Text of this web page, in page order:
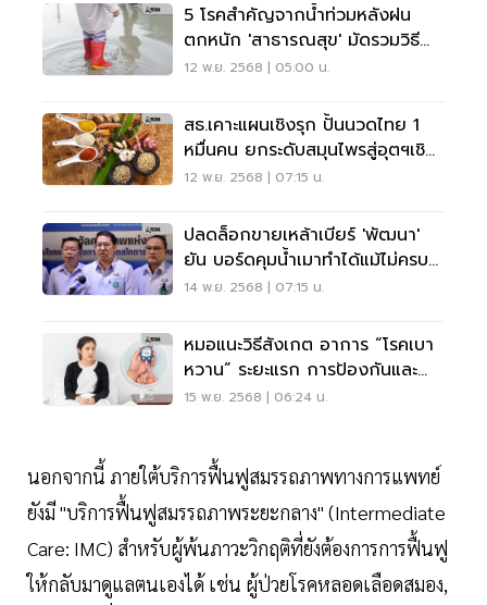
5 โรคสำคัญจากน้ำท่วมหลังฝน
ตกหนัก 'สาธารณสุข' มัดรวมวิธี
ป้องกัน
12 พ.ย. 2568 | 05:00 น.
สธ.เคาะแผนเชิงรุก ปั้นนวดไทย 1
หมื่นคน ยกระดับสมุนไพรสู่อุตฯเชิง
พาณิชย์
12 พ.ย. 2568 | 07:15 น.
ปลดล็อกขายเหล้าเบียร์ 'พัฒนา'
ยัน บอร์ดคุมน้ำเมาทำได้แม้ไม่ครบ
องค์ประชุม
14 พ.ย. 2568 | 07:15 น.
หมอแนะวิธีสังเกต อาการ “โรคเบา
หวาน” ระยะแรก การป้องกันและ
แนวทางรักษา
15 พ.ย. 2568 | 06:24 น.
นอกจากนี้ ภายใต้บริการฟื้นฟูสมรรถภาพทางการแพทย์
ยังมี "บริการฟื้นฟูสมรรถภาพระยะกลาง" (Intermediate
Care: IMC) สำหรับผู้พ้นภาวะวิกฤติที่ยังต้องการการฟื้นฟู
ให้กลับมาดูแลตนเองได้ เช่น ผู้ป่วยโรคหลอดเลือดสมอง,